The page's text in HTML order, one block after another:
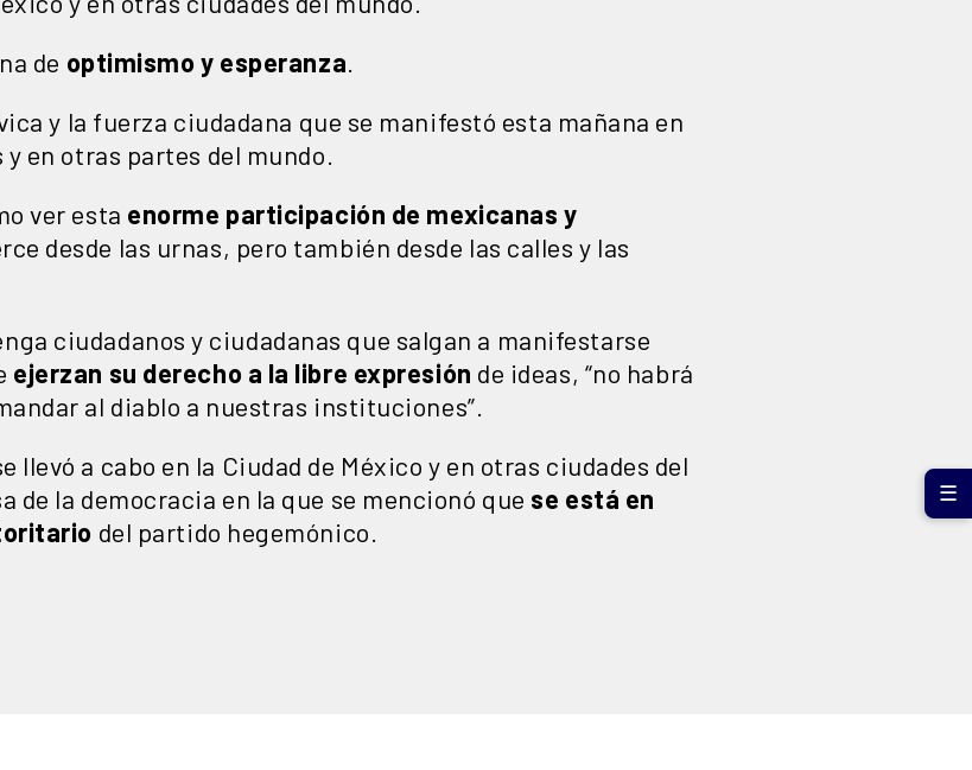
de optimismo y esperanza
y la fuerza ciudadana que se manifestó esta mañana en
en otras partes del mundo.
ver esta enorme participación de mexicanas y
desde las urnas, pero también desde las calles y las
ciudadanos y ciudadanas que salgan a manifestarse
ejerzan su derecho a la libre expresión de ideas, “no habrá
al diablo a nuestras instituciones”.
llevó a cabo en la Ciudad de México y en otras ciudades del
de la democracia en la que se mencionó que se está en
del partido hegemónico.
☰